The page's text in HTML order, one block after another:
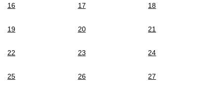
16 17 18
19 20 21
22 23 24
25 26 27